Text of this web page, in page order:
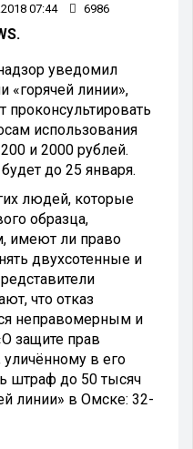
07:44 6986
уведомил
«горячей линии»,
проконсультировать
использования
и 2000 рублей.
до 25 января.
людей, которые
образца,
имеют ли право
двухсотенные и
что отказ
неправомерным и
защите прав
уличённому в его
штраф до 50 тысяч
линии» в Омске: 32-